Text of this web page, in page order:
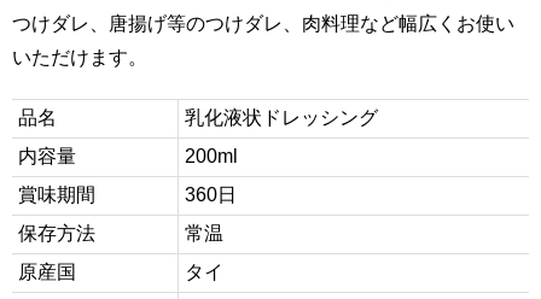
つけダレ、唐揚げ等のつけダレ、肉料理など幅広くお使い
いただけます。
品名
乳化液状ドレッシング
内容量
200ml
賞味期間
360日
保存方法
常温
原産国
タイ